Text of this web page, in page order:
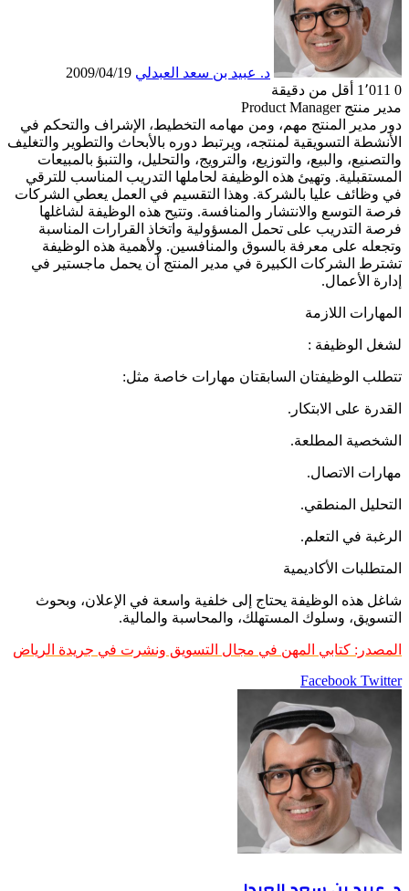
د. عبيد بن سعد العبدلي 2009/04/19
0
أقل من دقيقة
مدير منتج Product Manager
دور مدير المنتج مهم، ومن مهامه التخطيط، الإشراف والتحكم في
الأنشطة التسويقية لمنتجه، ويرتبط دوره بالأبحاث والتطوير والتغليف
والتصنيع، والبيع، والتوزيع، والترويج، والتحليل، والتنبؤ بالمبيعات
المستقبلية. وتهيئ هذه الوظيفة لحاملها التدريب المناسب للترقي
في وظائف عليا بالشركة. وهذا التقسيم في العمل يعطي الشركات
فرصة التوسع والانتشار والمنافسة. وتتيح هذه الوظيفة لشاغلها
فرصة التدريب على تحمل المسؤولية واتخاذ القرارات المناسبة
وتجعله على معرفة بالسوق والمنافسين. ولأهمية هذه الوظيفة
تشترط الشركات الكبيرة في مدير المنتج أن يحمل ماجستير في
إدارة الأعمال.
المهارات اللازمة
لشغل الوظيفة :
تتطلب الوظيفتان السابقتان مهارات خاصة مثل:
القدرة على الابتكار.
الشخصية المطلعة.
مهارات الاتصال.
التحليل المنطقي.
الرغبة في التعلم.
المتطلبات الأكاديمية
شاغل هذه الوظيفة يحتاج إلى خلفية واسعة في الإعلان، وبحوث
التسويق، وسلوك المستهلك، والمحاسبة والمالية.
المصدر: كتابي المهن في مجال التسويق ونشرت في جريدة الرياض
Facebook Twitter
LinkedIn
Pinterest
مشاركة
عبر
البريد
طباعة